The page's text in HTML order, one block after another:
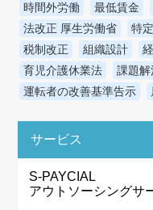
時間外労働
最低賃金
法改正 厚生労働省
特
税制改正
組織設計
育児介護休業法
課題解
運転者の改善基準告示
サービス
S-PAYCIAL
アウトソーシングサ